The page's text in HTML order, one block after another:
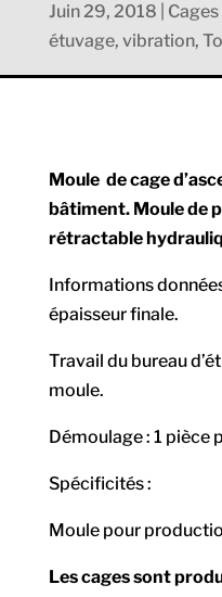
Juin 29, 2018
Cages
étuvage, vibration,
Moule de cage
bâtiment. Moule de
rétractable
Informations
épaisseur finale.
Travail du bureau
moule.
Démoulage : 1 pièce
Spécificités :
Moule pour
Les cages sont